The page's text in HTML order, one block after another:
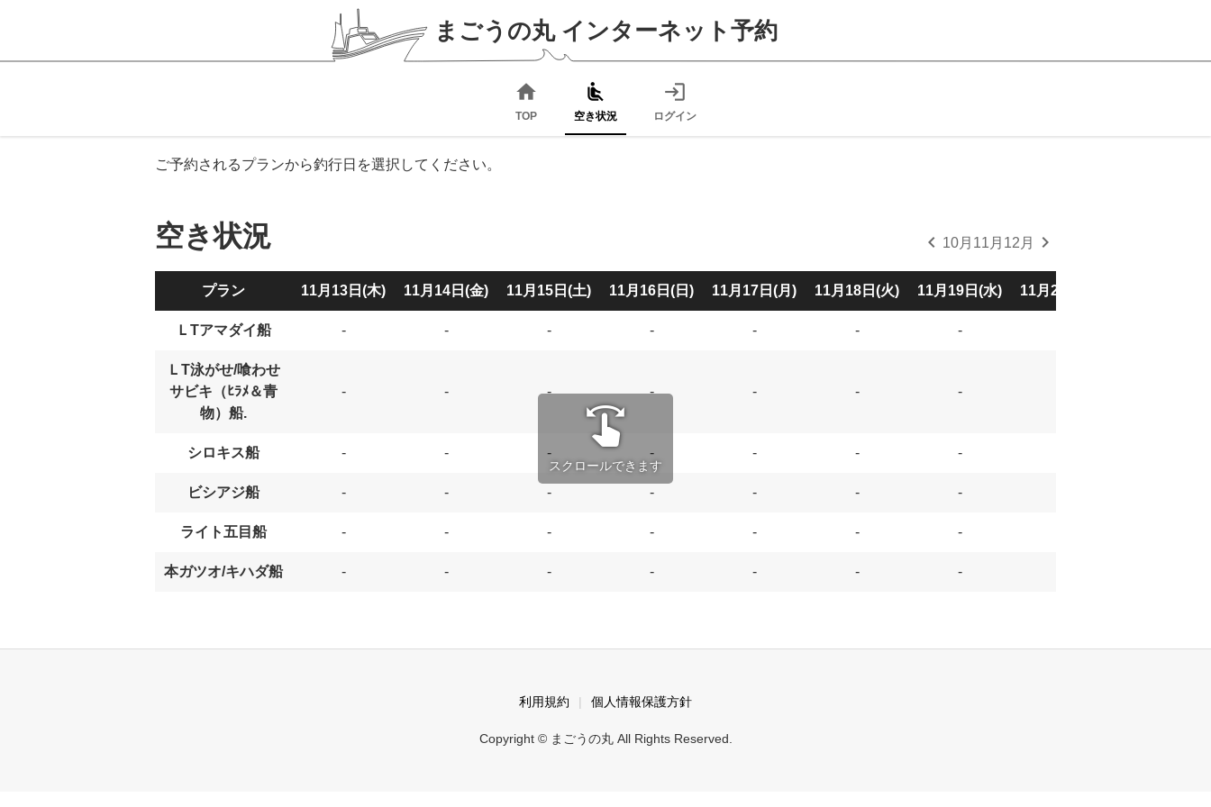
まごうの丸 インターネット予約
home
TOP
airline_seat_recline_normal
空き状況
login
ログイン
ご予約されるプランから釣行日を選択してください。
空き状況 chevron_left 10月 11月 12月 chevron_right
プラン 11月13日(木) 11月14日(金) 11月15日(土) 11月16日(日) 11月17日(月) 11月18日(火) 11月19日(水) 11月20日(木)
ＬTアマダイ船 - - - - - - -
ＬT泳がせ/喰わせ
サビキ（ﾋﾗﾒ＆青
物）船.
- - - - - - -
シロキス船 - - - - - - -
ビシアジ船 - - - - - - -
ライト五目船 - - - - - - -
本ガツオ/キハダ船 - - - - - - -
swipe
スクロールできます
利用規約 個人情報保護方針
Copyright © まごうの丸 All Rights Reserved.